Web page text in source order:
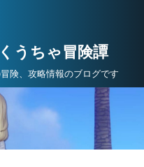
うちゃ冒険譚
険、攻略情報のブログです